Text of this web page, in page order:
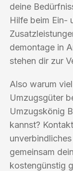
deine
Hilfe beim Ein-
demontage in
stehen dir zur
Also warum
Umzugsgüter
Umzugskönig
kannst?
gemeinsam
kostengünstig